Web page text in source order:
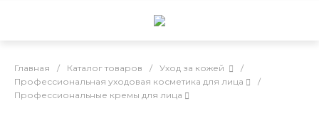
Главная / Каталог товаров / Уход за кожей
/
Профессиональная уходовая косметика для лица
/
Профессиональные кремы для лица